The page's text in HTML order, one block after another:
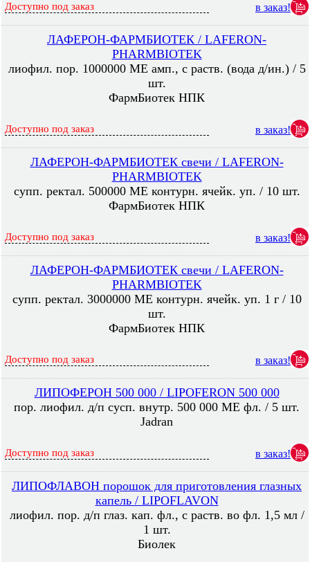
Доступно под заказ в заказ!
ЛАФЕРОН-ФАРМБИОТЕК / LAFERON-
PHARMBIOTEK
лиофил. пор. 1000000 МЕ амп., с раств. (вода д/ин.) / 5
шт.
ФармБиотек НПК
Доступно под заказ в заказ!
ЛАФЕРОН-ФАРМБИОТЕК свечи / LAFERON-
PHARMBIOTEK
супп. ректал. 500000 МЕ контурн. ячейк. уп. / 10 шт.
ФармБиотек НПК
Доступно под заказ в заказ!
ЛАФЕРОН-ФАРМБИОТЕК свечи / LAFERON-
PHARMBIOTEK
супп. ректал. 3000000 МЕ контурн. ячейк. уп. 1 г / 10
шт.
ФармБиотек НПК
Доступно под заказ в заказ!
ЛИПОФЕРОН 500 000 / LIPOFERON 500 000
пор. лиофил. д/п сусп. внутр. 500 000 МЕ фл. / 5 шт.
Jadran
Доступно под заказ в заказ!
ЛИПОФЛАВОН порошок для приготовления глазных
капель / LIPOFLAVON
лиофил. пор. д/п глаз. кап. фл., с раств. во фл. 1,5 мл /
1 шт.
Биолек